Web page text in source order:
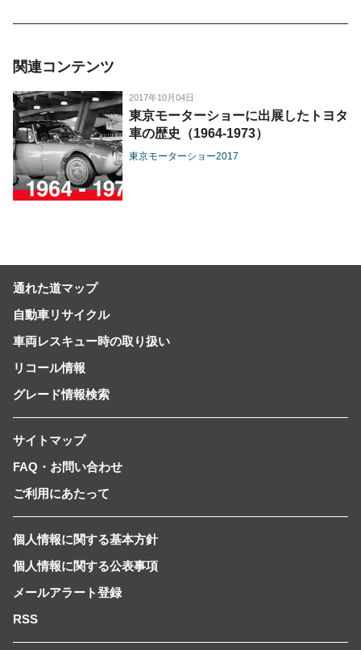
関連コンテンツ
2017年10月04日
東京モーターショーに出展したトヨタ
車の歴史（1964-1973）
東京モーターショー2017
通れた道マップ
自動車リサイクル
車両レスキュー時の取り扱い
リコール情報
グレード情報検索
サイトマップ
FAQ・お問い合わせ
ご利用にあたって
個人情報に関する基本方針
個人情報に関する公表事項
メールアラート登録
RSS